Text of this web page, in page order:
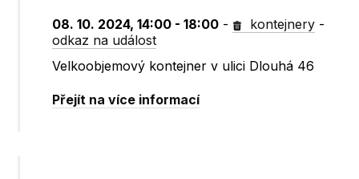
08. 10. 2024, 14:00 - 18:00 - kontejnery -
odkaz na událost
Velkoobjemový kontejner v ulici Dlouhá 46
Přejít na více informací